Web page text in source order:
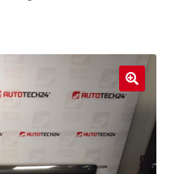
🔍